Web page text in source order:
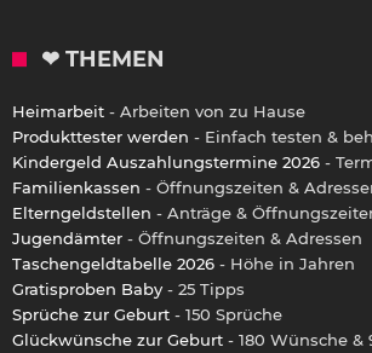
❤ THEMEN
Heimarbeit - Arbeiten von zu Hause
Produkttester werden - Einfach testen &
Kindergeld Auszahlungstermine 2026 -
Familienkassen - Öffnungszeiten &
Elterngeldstellen - Anträge &
Jugendämter - Öffnungszeiten & Adressen
Taschengeldtabelle 2026 - Höhe in Jahren
Gratisproben Baby - 25 Tipps
Sprüche zur Geburt - 150 Sprüche
Glückwünsche zur Geburt - 180 Wünsche &